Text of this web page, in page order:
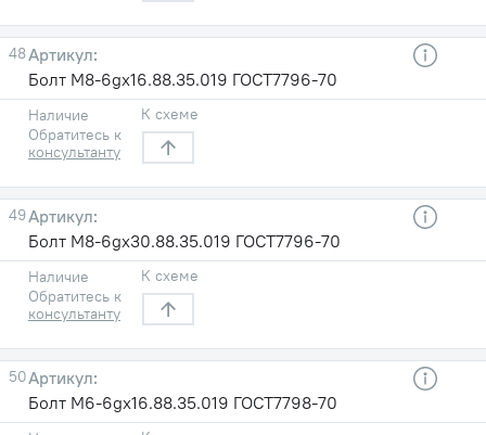
48
Болт М8-6gх16.88.35.019 ГОСТ7796-70
Наличие
Обратитесь к
консультанту
К схеме
49
Болт М8-6gх30.88.35.019 ГОСТ7796-70
Наличие
Обратитесь к
консультанту
К схеме
50
Болт М6-6gх16.88.35.019 ГОСТ7798-70